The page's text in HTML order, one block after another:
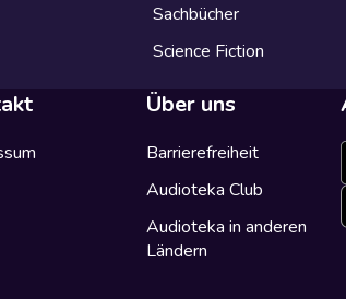
Sachbücher
Science Fiction
Über uns
Barrierefreiheit
Audioteka Club
Audioteka in anderen
Ländern